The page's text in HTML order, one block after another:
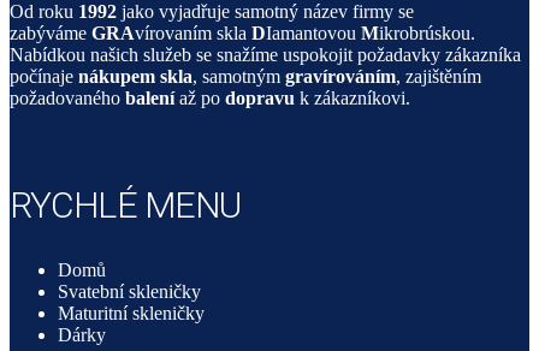
Od roku 1992 jako vyjadřuje samotný název firmy se
zabýváme GRAvírovaním skla DIamantovou Mikrobrúskou.
Nabídkou našich služeb se snažíme uspokojit požadavky zákazníka
počínaje nákupem skla, samotným gravírováním, zajištěním
požadovaného baleníaž po dopravu k zákazníkovi.
RYCHLÉ MENU
Domů
Svatební skleničky
Maturitní skleničky
Dárky